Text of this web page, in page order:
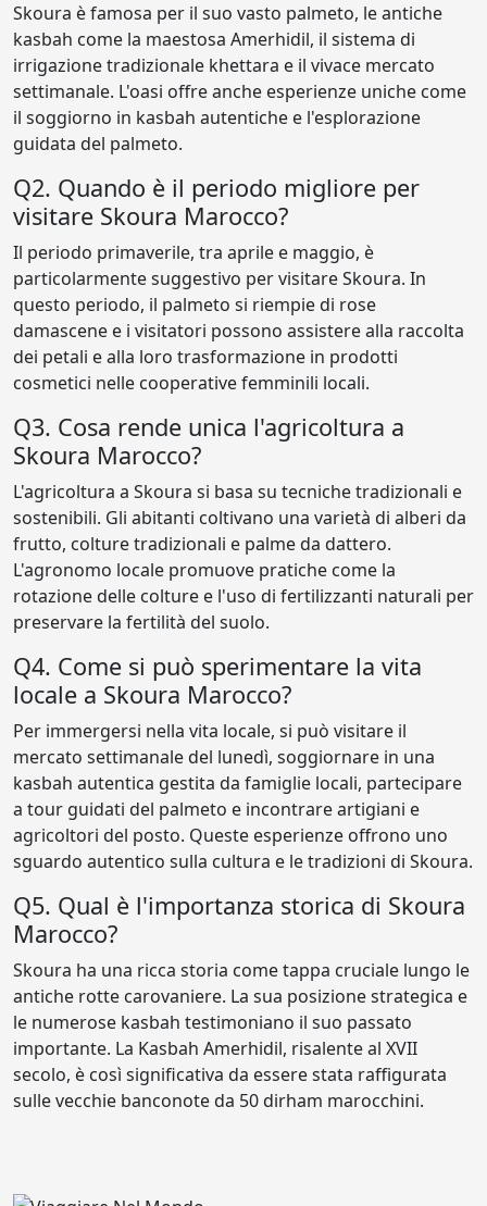
Skoura è famosa per il suo vasto palmeto, le antiche
kasbah come la maestosa Amerhidil, il sistema di
irrigazione tradizionale khettara e il vivace mercato
settimanale. L'oasi offre anche esperienze uniche come
il soggiorno in kasbah autentiche e l'esplorazione
guidata del palmeto.
Q2. Quando è il periodo migliore per
visitare Skoura Marocco?
Il periodo primaverile, tra aprile e maggio, è
particolarmente suggestivo per visitare Skoura. In
questo periodo, il palmeto si riempie di rose
damascene e i visitatori possono assistere alla raccolta
dei petali e alla loro trasformazione in prodotti
cosmetici nelle cooperative femminili locali.
Q3. Cosa rende unica l'agricoltura a
Skoura Marocco?
L'agricoltura a Skoura si basa su tecniche tradizionali e
sostenibili. Gli abitanti coltivano una varietà di alberi da
frutto, colture tradizionali e palme da dattero.
L'agronomo locale promuove pratiche come la
rotazione delle colture e l'uso di fertilizzanti naturali per
preservare la fertilità del suolo.
Q4. Come si può sperimentare la vita
locale a Skoura Marocco?
Per immergersi nella vita locale, si può visitare il
mercato settimanale del lunedì, soggiornare in una
kasbah autentica gestita da famiglie locali, partecipare
a tour guidati del palmeto e incontrare artigiani e
agricoltori del posto. Queste esperienze offrono uno
sguardo autentico sulla cultura e le tradizioni di Skoura.
Q5. Qual è l'importanza storica di Skoura
Marocco?
Skoura ha una ricca storia come tappa cruciale lungo le
antiche rotte carovaniere. La sua posizione strategica e
le numerose kasbah testimoniano il suo passato
importante. La Kasbah Amerhidil, risalente al XVII
secolo, è così significativa da essere stata raffigurata
sulle vecchie banconote da 50 dirham marocchini.